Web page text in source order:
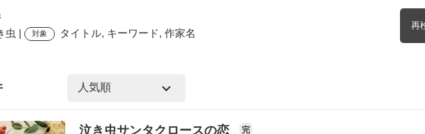
虫 |
対象 タイトル, キーワード, 作家名
再
ワード
を
泣き虫サンタクロースの恋 完